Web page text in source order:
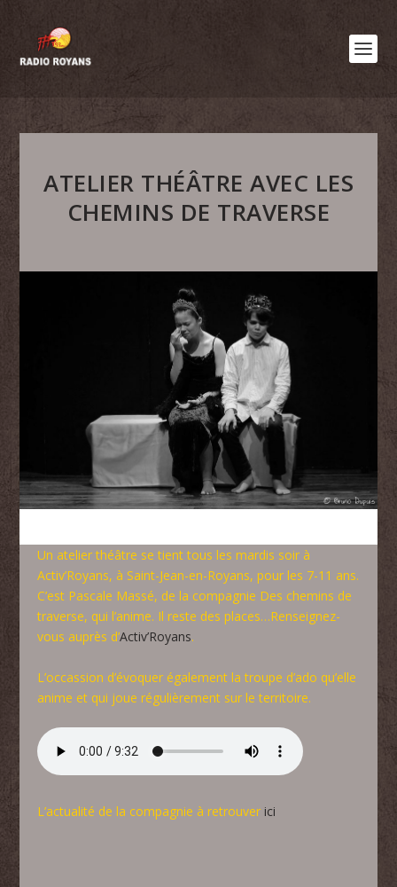
ATELIER THÉÂTRE AVEC LES
CHEMINS DE TRAVERSE
Un atelier théâtre se tient tous les mardis soir à
Activ’Royans, à Saint-Jean-en-Royans, pour les 7-11 ans.
C’est Pascale Massé, de la compagnie Des chemins de
traverse, qui l’anime. Il reste des places…Renseignez-
vous auprès d’Activ’Royans.
L’occassion d’évoquer également la troupe d’ado qu’elle
anime et qui joue régulièrement sur le territoire.
L’actualité de la compagnie à retrouver ici